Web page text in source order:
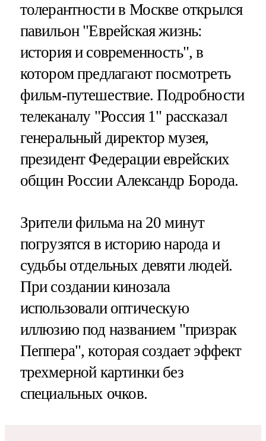
толерантности в Москве открылся
павильон "Еврейская жизнь:
история и современность", в
котором предлагают посмотреть
фильм-путешествие. Подробности
телеканалу "Россия 1" рассказал
генеральный директор музея,
президент Федерации еврейских
общин России Александр Борода.
Зрители фильма на 20 минут
погрузятся в историю народа и
судьбы отдельных девяти людей.
При создании кинозала
использовали оптическую
иллюзию под названием "призрак
Пеппера", которая создает эффект
трехмерной картинки без
специальных очков.